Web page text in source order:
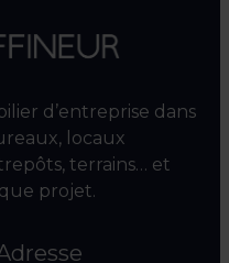
d’entreprise dans
locaux
terrains… et
projet.